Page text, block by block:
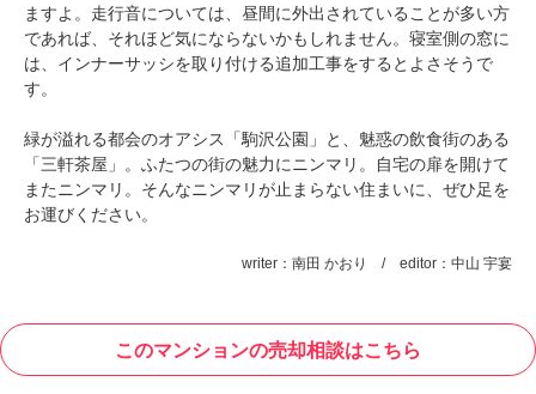
ますよ。走行音については、昼間に外出されていることが多い方
であれば、それほど気にならないかもしれません。寝室側の窓に
は、インナーサッシを取り付ける追加工事をするとよさそうで
す。
緑が溢れる都会のオアシス「駒沢公園」と、魅惑の飲食街のある
「三軒茶屋」。ふたつの街の魅力にニンマリ。自宅の扉を開けて
またニンマリ。そんなニンマリが止まらない住まいに、ぜひ足を
お運びください。
writer：南田 かおり / editor：中山 宇宴
このマンションの売却相談はこちら